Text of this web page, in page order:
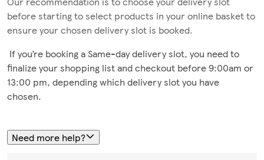
before starting to select products in your online basket to
ensure your chosen delivery slot is booked.
If you’re booking a Same-day delivery slot, you need to
finalize your shopping list and checkout before 9:00am or
13:00 pm, depending which delivery slot you have
chosen.
Need more help?